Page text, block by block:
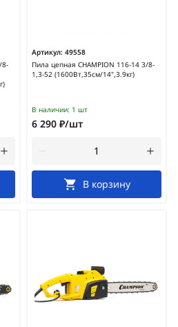
8-
Артикул: 49558
Пила цепная CHAMPION 116-14 3/8-
1,3-52 (1600Вт,35см/14",3.9кг)
В наличии: 1 шт
6 290 ₽/шт
В корзину